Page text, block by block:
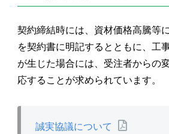
契約締結時には、資材価格高騰等
を契約書に明記するとともに、工
が生じた場合には、受注者からの
応することが求められています。
誠実協議について